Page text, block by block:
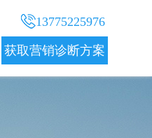
13775225976
获取营销诊断方案